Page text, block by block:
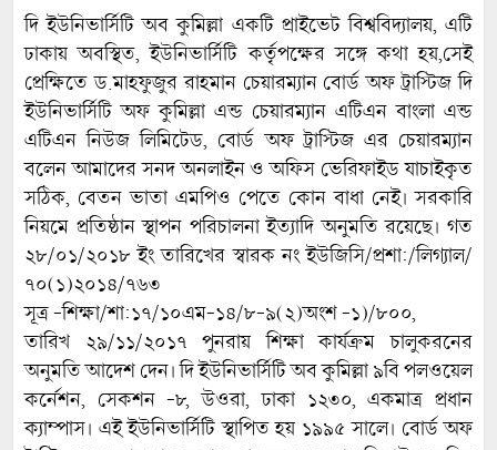
দি ইউনিভার্সিটি অব কুমিল্লা একটি প্রাইভেট বিশ্ববিদ্যালয়, এটি
ঢাকায় অবস্থিত, ইউনিভার্সিটি কর্তৃপক্ষের সঙ্গে কথা হয়,সেই
প্রেক্ষিতে ড.মাহফুজুর রাহমান চেয়ারম্যান বোর্ড অফ ট্রাস্টিজ দি
ইউনিভার্সিটি অফ কুমিল্লা এন্ড চেয়ারম্যান এটিএন বাংলা এন্ড
এটিএন নিউজ লিমিটেড, বোর্ড অফ ট্রাস্টিজ এর চেয়ারম্যান
বলেন আমাদের সনদ অনলাইন ও অফিস ভেরিফাইড যাচাইকৃত
সঠিক, বেতন ভাতা এমপিও পেতে কোন বাধা নেই। সরকারি
নিয়মে প্রতিষ্ঠান স্থাপন পরিচালনা ইত্যাদি অনুমতি রয়েছে। গত
২৮/০১/২০১৮ ইং তারিখের স্বারক নং ইউজিসি/প্রশা:/লিগ্যাল/
৭০(১)২০১৪/৭৬৩
সূত্র -শিক্ষা/শা:১৭/১০এম-১৪/৮-৯(২)অংশ -১)/৮০০,
তারিখ ২৯/১১/২০১৭ পুনরায় শিক্ষা কার্যক্রম চালুকরনের
অনুমতি আদেশ দেন। দি ইউনিভার্সিটি অব কুমিল্লা ৯বি পলওয়েল
কর্নেশন, সেকশন -৮, উওরা, ঢাকা ১২৩০, একমাত্র প্রধান
ক্যাম্পাস। এই ইউনিভার্সিটি স্থাপিত হয় ১৯৯৫ সালে। বোর্ড অফ